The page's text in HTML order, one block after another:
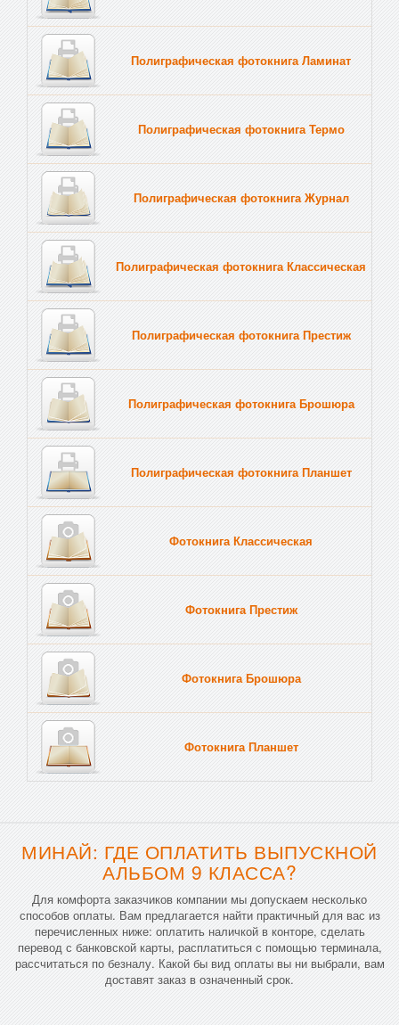
Полиграфическая фотокнига Ламинат
Полиграфическая фотокнига Термо
Полиграфическая фотокнига Журнал
Полиграфическая фотокнига Классическая
Полиграфическая фотокнига Престиж
Полиграфическая фотокнига Брошюра
Полиграфическая фотокнига Планшет
Фотокнига Классическая
Фотокнига Престиж
Фотокнига Брошюра
Фотокнига Планшет
МИНАЙ: ГДЕ ОПЛАТИТЬ ВЫПУСКНОЙ
АЛЬБОМ 9 КЛАССА?
Для комфорта заказчиков компании мы допускаем несколько
способов оплаты. Вам предлагается найти практичный для вас из
перечисленных ниже: оплатить наличкой в конторе, сделать
перевод с банковской карты, расплатиться с помощью терминала,
рассчитаться по безналу. Какой бы вид оплаты вы ни выбрали, вам
доставят заказ в означенный срок.